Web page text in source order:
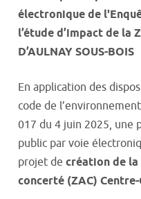
électronique de
l’étude d’impact de la
D’AULNAY SOUS-BOIS
En application des
code de
017 du 4 juin 2025, une
public par voie
projet de création de la
concerté (ZAC)